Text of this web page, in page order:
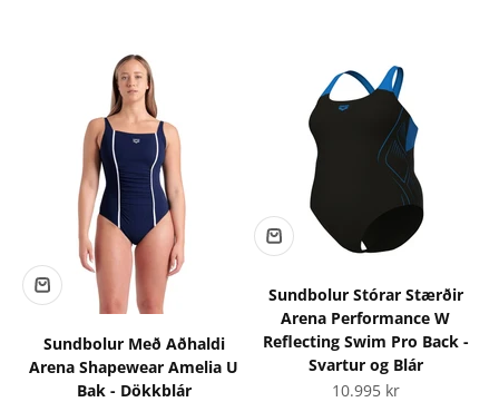
Sundbolur Með Aðhaldi
Arena Shapewear Amelia U
Bak - Dökkblár
Sundbolur Stórar Stærðir
Arena Performance W
Reflecting Swim Pro Back -
Svartur og Blár
Tilboðsverð
10.995 kr